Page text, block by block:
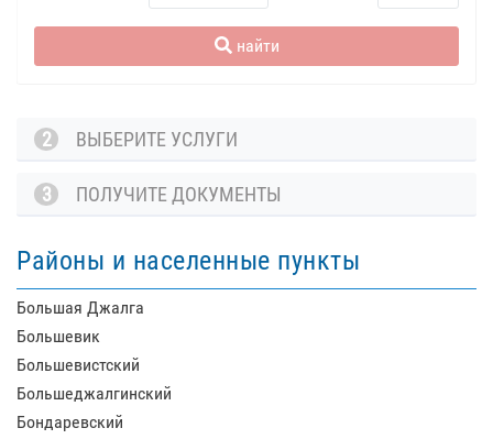
найти
2 ВЫБЕРИТЕ УСЛУГИ
3 ПОЛУЧИТЕ ДОКУМЕНТЫ
Районы и населенные пункты
Большая Джалга
Большевик
Большевистский
Большеджалгинский
Бондаревский